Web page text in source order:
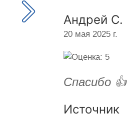
Андрей С.
20 мая 2025 г.
Спасибо 👍
Источник